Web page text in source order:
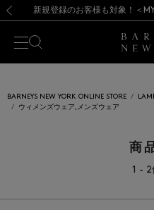
熊本県を中心とした地震の影
【開催中】SUMMER
BARNEYS NEW YORK ONLINE STORE
ウィメンズウェア,メンズウェア
商
1 - 2